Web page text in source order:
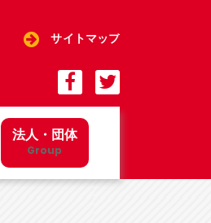
サイトマップ
法人・団体
Group